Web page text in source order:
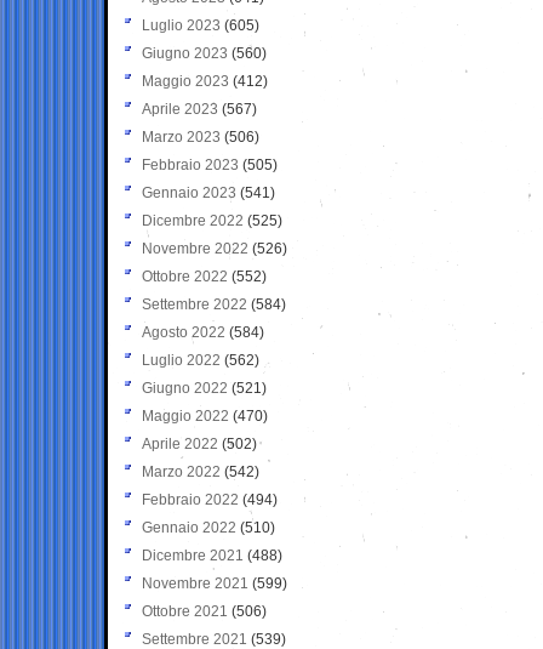
Luglio 2023 (605)
Giugno 2023 (560)
Maggio 2023 (412)
Aprile 2023 (567)
Marzo 2023 (506)
Febbraio 2023 (505)
Gennaio 2023 (541)
Dicembre 2022 (525)
Novembre 2022 (526)
Ottobre 2022 (552)
Settembre 2022 (584)
Agosto 2022 (584)
Luglio 2022 (562)
Giugno 2022 (521)
Maggio 2022 (470)
Aprile 2022 (502)
Marzo 2022 (542)
Febbraio 2022 (494)
Gennaio 2022 (510)
Dicembre 2021 (488)
Novembre 2021 (599)
Ottobre 2021 (506)
Settembre 2021 (539)